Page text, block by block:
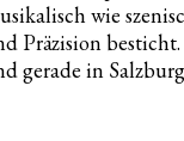
wie
Präzision
gerade in